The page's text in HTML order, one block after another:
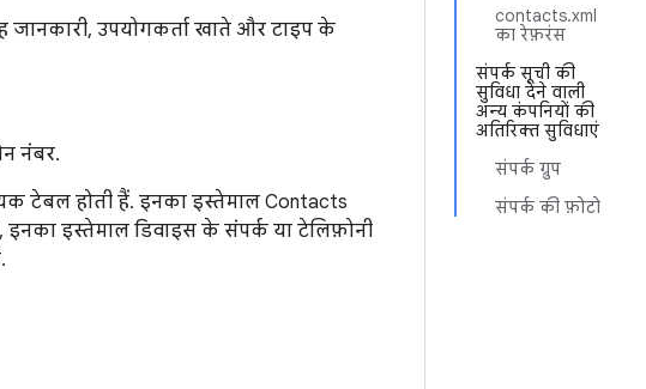
contacts.xml
का रेफ़रंस
संपर्क सूची की
सुविधा देने वाली
अन्य कंपनियों की
अतिरिक्त सुविधाएं
संपर्क ग्रुप
संपर्क की फ़ोटो
जानकारी, उपयोगकर्ता खाते और टाइप के
नंबर.
टेबल होती हैं. इनका इस्तेमाल Contacts
इस्तेमाल डिवाइस के संपर्क या टेलिफ़ोनी